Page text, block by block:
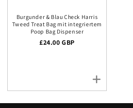
Burgunder & Blau Check Harris
Tweed Treat Bag mit integriertem
Poop Bag Dispenser
Regulärer Preis
£24.00 GBP